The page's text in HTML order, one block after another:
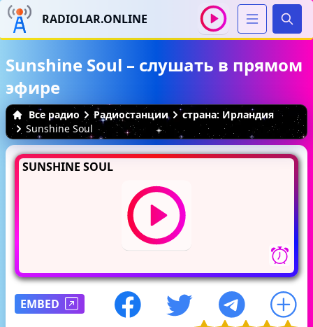
RADIOLAR.ONLINE
Sunshine Soul – слушать в прямом
эфире
Все радио Радиостанции
страна: Ирландия
Sunshine Soul
SUNSHINE SOUL
EMBED